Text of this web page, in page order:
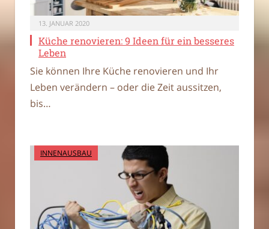
13. JANUAR 2020
Küche renovieren: 9 Ideen für ein besseres
Leben
Sie können Ihre Küche renovieren und Ihr
Leben verändern – oder die Zeit aussitzen,
bis…
INNENAUSBAU